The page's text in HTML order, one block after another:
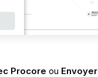
Procore ou